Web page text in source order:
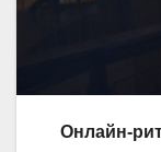
Онлайн-